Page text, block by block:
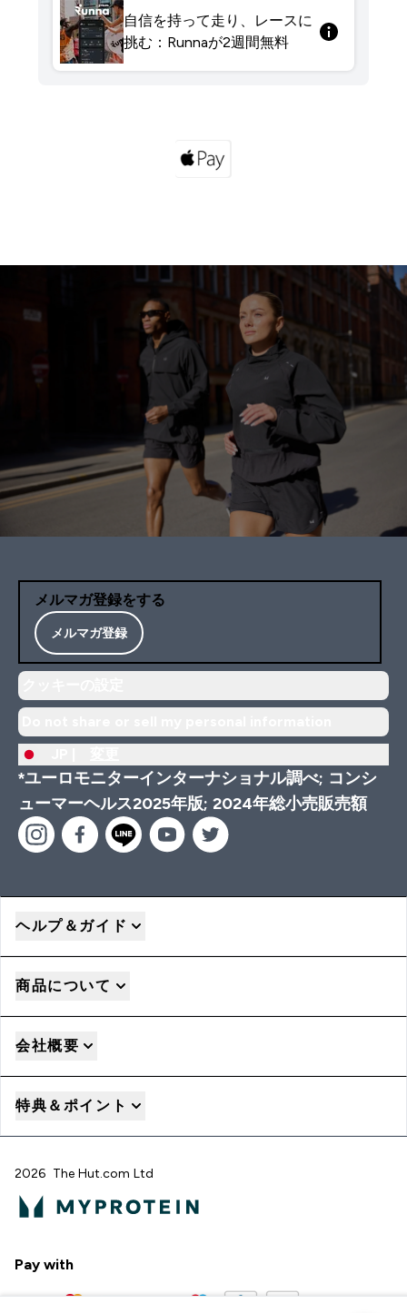
自信を持って走り、レースに
挑む：Runnaが2週間無料
メルマガ登録をする
メルマガ登録
*ユーロモニターインターナショナル調べ; コンシ
ューマーヘルス2025年版; 2024年総小売販売額
ヘルプ＆ガイド
商品について
会社概要
特典＆ポイント
2026 The Hut.com Ltd
Pay with